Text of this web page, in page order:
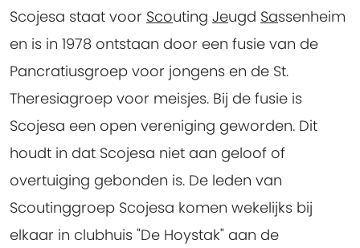
Scojesa staat voor Scouting Jeugd Sassenheim
en is in 1978 ontstaan door een fusie van de
Pancratiusgroep voor jongens en de St.
Theresiagroep voor meisjes. Bij de fusie is
Scojesa een open vereniging geworden. Dit
houdt in dat Scojesa niet aan geloof of
overtuiging gebonden is. De leden van
Scoutinggroep Scojesa komen wekelijks bij
elkaar in clubhuis "De Hoystak" aan de